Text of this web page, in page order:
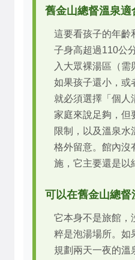
舊金山總督溫泉適
這要看孩子的年齡
子身高超過110公
入大眾裸湯區（需
如果孩子還小，或
就必須選擇「個人
家庭來說足夠，但
限制，以及溫泉水
格外留意。館內沒
施，它主要還是以
可以在舊金山總督
它本身不是旅館，
粹是泡湯場所。如
規劃兩天一夜的溫